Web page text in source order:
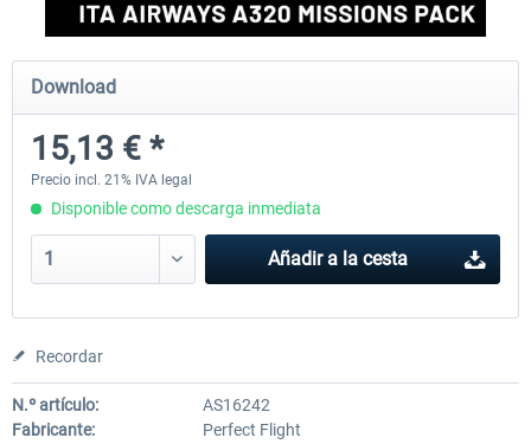
Perfect Flight - Flying Germany MSFS
Perfect Flight - FS Explorer -
Italy MSFS
Download
15,13 € *
Precio incl. 21% IVA legal
Disponible como descarga inmediata
Añadir a la cesta
Recordar
N.º artículo:
AS16242
Fabricante:
Perfect Flight